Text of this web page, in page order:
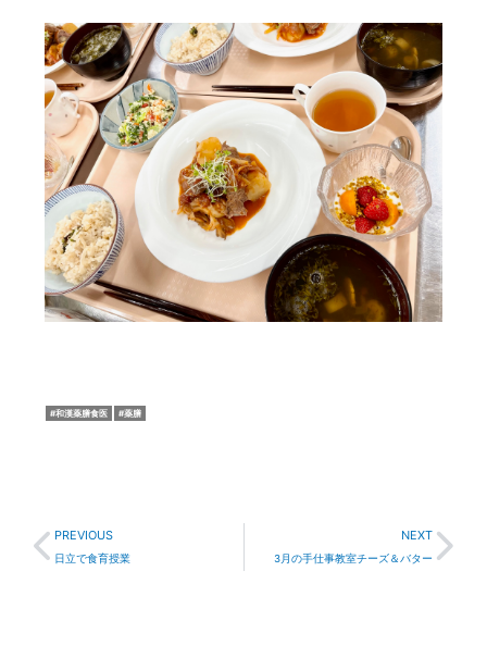
和漢薬膳食医 薬膳
Prev
PREVIOUS
日立で食育授業
NEXT
3月の手仕事教室チーズ＆バター